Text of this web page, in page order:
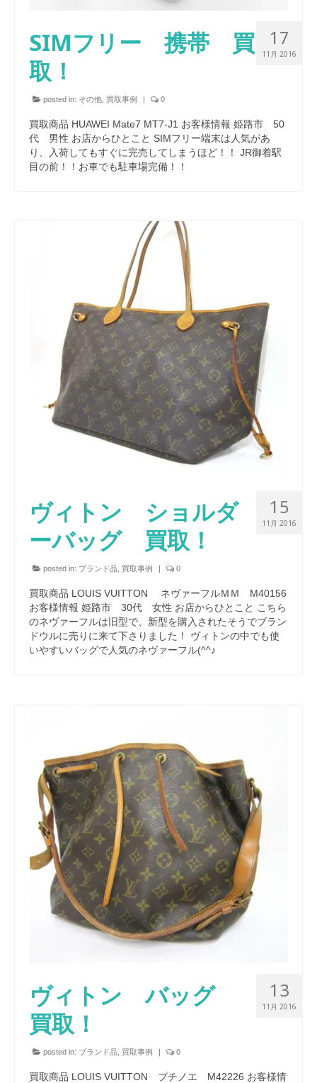
17
11月 2016
SIMフリー 携帯 買
取！
posted in: その他 買取事例 | 0
買取商品 HUAWEI Mate7 MT7-J1 お客様情報 姫路市 50
代 男性 お店からひとこと SIMフリー端末は人気があ
り、入荷してもすぐに完売してしまうほど！！ JR御着駅
目の前！！お車でも駐車場完備！！
15
11月 2016
ヴィトン ショルダ
ーバッグ 買取！
posted in: ブランド品 買取事例 | 0
買取商品 LOUIS VUITTON ネヴァーフルＭＭ M40156
お客様情報 姫路市 30代 女性 お店からひとこと こちら
のネヴァーフルは旧型で、新型を購入されたそうでブラン
ドウルに売りに来て下さりました！ ヴィトンの中でも使
いやすいバッグで人気のネヴァーフル(^^♪
13
11月 2016
ヴィトン バッグ
買取！
posted in: ブランド品 買取事例 | 0
買取商品 LOUIS VUITTON プチノエ M42226 お客様情